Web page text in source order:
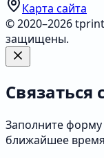
Карта сайта
© 2020–2026
защищены.
Связаться
Заполните
ближайшее время